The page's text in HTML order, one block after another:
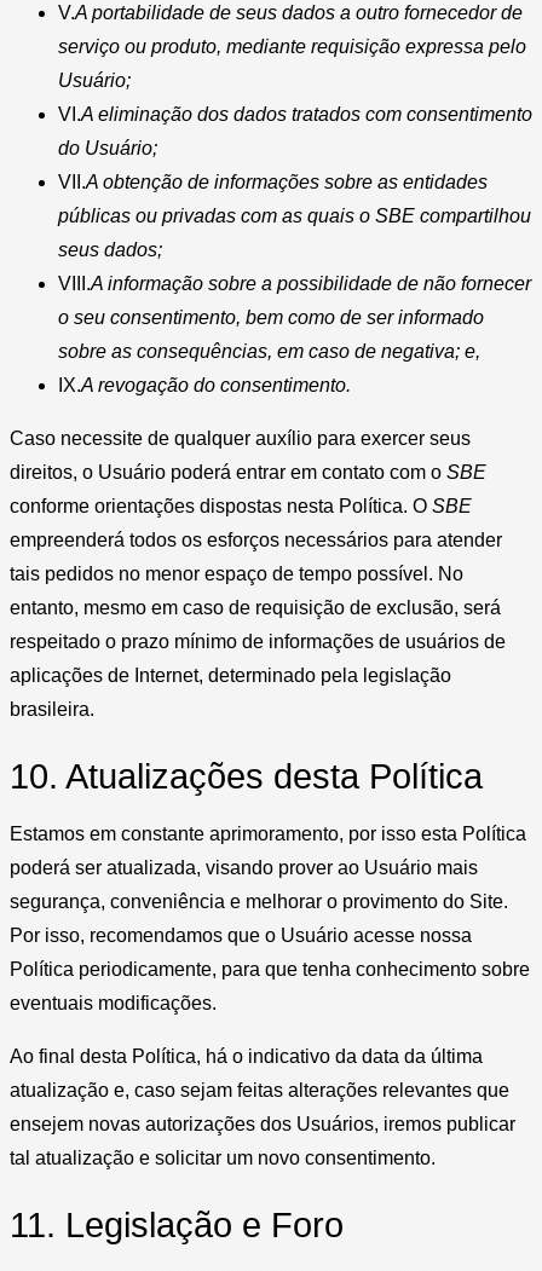
V.A portabilidade de seus dados a outro fornecedor de
serviço ou produto, mediante requisição expressa pelo
Usuário;
VI.A eliminação dos dados tratados com consentimento
do Usuário;
VII.A obtenção de informações sobre as entidades
públicas ou privadas com as quais o SBE compartilhou
seus dados;
VIII.A informação sobre a possibilidade de não fornecer
o seu consentimento, bem como de ser informado
sobre as consequências, em caso de negativa; e,
IX.A revogação do consentimento.
Caso necessite de qualquer auxílio para exercer seus
direitos, o Usuário poderá entrar em contato com o SBE
conforme orientações dispostas nesta Política. O SBE
empreenderá todos os esforços necessários para atender
tais pedidos no menor espaço de tempo possível. No
entanto, mesmo em caso de requisição de exclusão, será
respeitado o prazo mínimo de informações de usuários de
aplicações de Internet, determinado pela legislação
brasileira.
10. Atualizações desta Política
Estamos em constante aprimoramento, por isso esta Política
poderá ser atualizada, visando prover ao Usuário mais
segurança, conveniência e melhorar o provimento do Site.
Por isso, recomendamos que o Usuário acesse nossa
Política periodicamente, para que tenha conhecimento sobre
eventuais modificações.
Ao final desta Política, há o indicativo da data da última
atualização e, caso sejam feitas alterações relevantes que
ensejem novas autorizações dos Usuários, iremos publicar
tal atualização e solicitar um novo consentimento.
11. Legislação e Foro